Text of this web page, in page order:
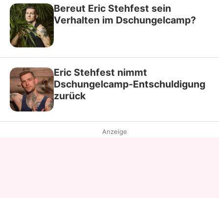
Bereut Eric Stehfest sein
Verhalten im Dschungelcamp?
Eric Stehfest nimmt
Dschungelcamp-Entschuldigung
zurück
Anzeige